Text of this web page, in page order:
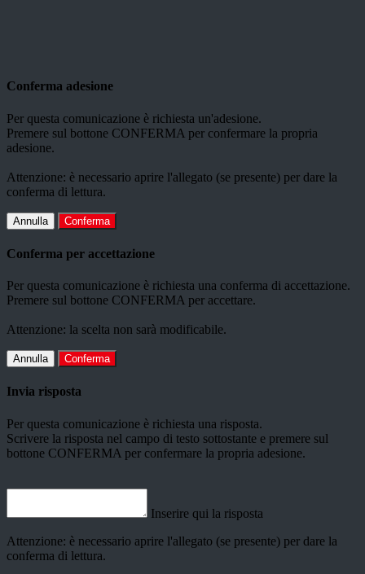
Conferma adesione
Per questa comunicazione è richiesta un'adesione.
Premere sul bottone CONFERMA per confermare la propria
adesione.
Attenzione: è necessario aprire l'allegato (se presente) per dare la
conferma di lettura.
Annulla Conferma
Conferma per accettazione
Per questa comunicazione è richiesta una conferma di accettazione.
Premere sul bottone CONFERMA per accettare.
Attenzione: la scelta non sarà modificabile.
Annulla Conferma
Invia risposta
Per questa comunicazione è richiesta una risposta.
Scrivere la risposta nel campo di testo sottostante e premere sul
bottone CONFERMA per confermare la propria adesione.
Inserire qui la risposta
Attenzione: è necessario aprire l'allegato (se presente) per dare la
conferma di lettura.